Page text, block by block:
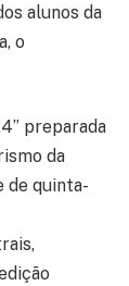
alunos da
o
preparada
da
de quinta-